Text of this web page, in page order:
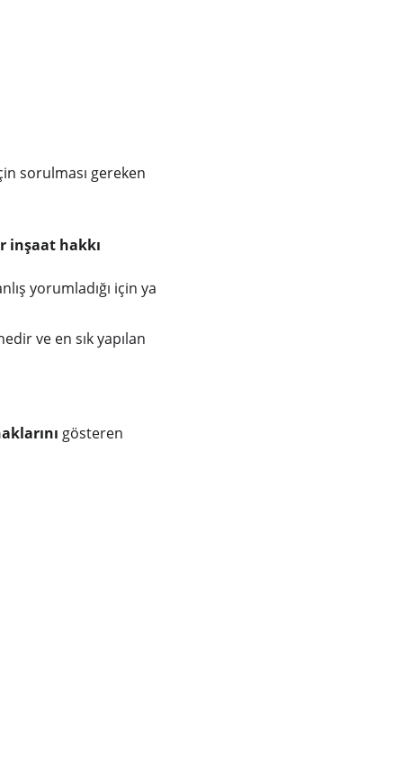
sorulması gereken
inşaat hakkı
yorumladığı için ya
ve en sık yapılan
gösteren